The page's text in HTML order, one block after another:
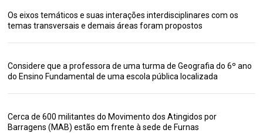
Os eixos temáticos e suas interações interdisciplinares com os
temas transversais e demais áreas foram propostos
Considere que a professora de uma turma de Geografia do 6º ano
do Ensino Fundamental de uma escola pública localizada
Cerca de 600 militantes do Movimento dos Atingidos por
Barragens (MAB) estão em frente à sede de Furnas